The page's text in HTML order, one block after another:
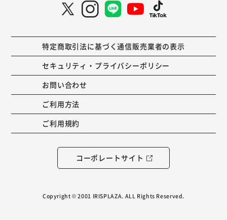
特定商取引法に基づく通信販売業者の表示
セキュリティ・プライバシーポリシー
お問い合わせ
ご利用方法
ご利用規約
コーポレートサイト
Copyright © 2001 IRISPLAZA. ALL Rights Reserved.